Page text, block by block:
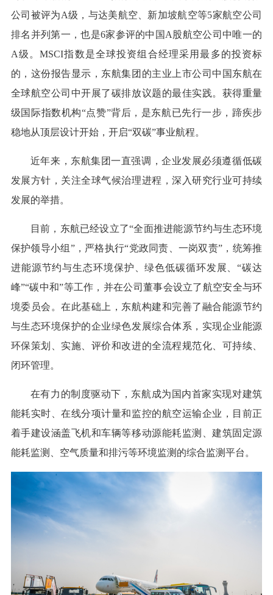
公司被评为A级，与达美航空、新加坡航空等5家航空公司
排名并列第一，也是6家参评的中国A股航空公司中唯一的
A级。MSCI指数是全球投资组合经理采用最多的投资标
的，这份报告显示，东航集团的主业上市公司中国东航在
全球航空公司中开展了碳排放议题的最佳实践。获得重量
级国际指数机构“点赞”背后，是东航已先行一步，蹄疾步
稳地从顶层设计开始，开启“双碳”事业航程。
近年来，东航集团一直强调，企业发展必须遵循低碳
发展方针，关注全球气候治理进程，深入研究行业可持续
发展的举措。
目前，东航已经设立了“全面推进能源节约与生态环境
保护领导小组”，严格执行“党政同责、一岗双责”，统筹推
进能源节约与生态环境保护、绿色低碳循环发展、“碳达
峰”“碳中和”等工作，并在公司董事会设立了航空安全与环
境委员会。在此基础上，东航构建和完善了融合能源节约
与生态环境保护的企业绿色发展综合体系，实现企业能源
环保策划、实施、评价和改进的全流程规范化、可持续、
闭环管理。
在有力的制度驱动下，东航成为国内首家实现对建筑
能耗实时、在线分项计量和监控的航空运输企业，目前正
着手建设涵盖飞机和车辆等移动源能耗监测、建筑固定源
能耗监测、空气质量和排污等环境监测的综合监测平台。